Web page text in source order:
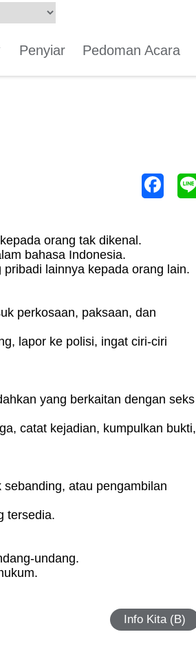
Penyiar Pedoman Acara
orang tak dikenal.
bahasa Indonesia.
lainnya kepada orang lain.
perkosaan, paksaan, dan
lapor ke polisi, ingat ciri-ciri
yang berkaitan dengan seks
catat kejadian, kumpulkan bukti,
atau pengambilan
tersedia.
undang.
Info Kita (B)